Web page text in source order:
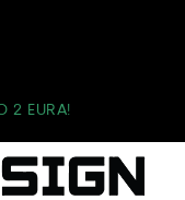
2 EURA!